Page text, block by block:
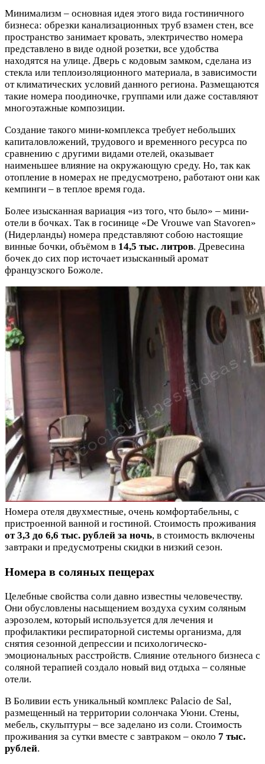
Минимализм – основная идея этого вида гостиничного
бизнеса: обрезки канализационных труб взамен стен, все
пространство занимает кровать, электричество номера
представлено в виде одной розетки, все удобства
находятся на улице. Дверь с кодовым замком, сделана из
стекла или теплоизоляционного материала, в зависимости
от климатических условий данного региона. Размещаются
такие номера поодиночке, группами или даже составляют
многоэтажные композиции.
Создание такого мини-комплекса требует небольших
капиталовложений, трудового и временного ресурса по
сравнению с другими видами отелей, оказывает
наименьшее влияние на окружающую среду. Но, так как
отопление в номерах не предусмотрено, работают они как
кемпинги – в теплое время года.
Более изысканная вариация «из того, что было» – мини-
отели в бочках. Так в госинице «De Vrouwe van Stavoren»
(Нидерланды) номера представляют собою настоящие
винные бочки, объёмом в 14,5 тыс. литров. Древесина
бочек до сих пор источает изысканный аромат
французского Божоле.
Номера отеля двухместные, очень комфортабельны, с
пристроенной ванной и гостиной. Стоимость проживания
от 3,3 до 6,6 тыс. рублей за ночь, в стоимость включены
завтраки и предусмотрены скидки в низкий сезон.
Номера в соляных пещерах
Целебные свойства соли давно известны человечеству.
Они обусловлены насыщением воздуха сухим соляным
аэрозолем, который используется для лечения и
профилактики респираторной системы организма, для
снятия сезонной депрессии и психологическо-
эмоциональных расстройств. Слияние отельного бизнеса с
соляной терапией создало новый вид отдыха – соляные
отели.
В Боливии есть уникальный комплекс Palacio de Sal,
размещенный на территории солончака Уюни. Стены,
мебель, скульптуры – все заделано из соли. Стоимость
проживания за сутки вместе с завтраком – около 7 тыс.
рублей.